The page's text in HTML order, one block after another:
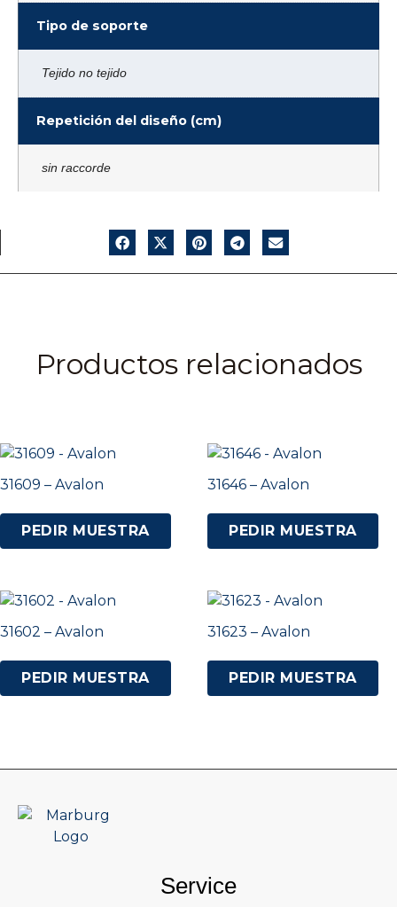
Tipo de soporte
Tejido no tejido
Repetición del diseño (cm)
sin raccorde
Productos relacionados
31609 – Avalon
PEDIR MUESTRA
31646 – Avalon
PEDIR MUESTRA
31602 – Avalon
PEDIR MUESTRA
31623 – Avalon
PEDIR MUESTRA
Service